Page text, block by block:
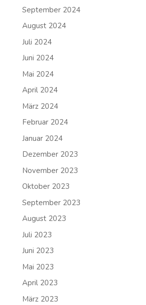
September 2024
August 2024
Juli 2024
Juni 2024
Mai 2024
April 2024
März 2024
Februar 2024
Januar 2024
Dezember 2023
November 2023
Oktober 2023
September 2023
August 2023
Juli 2023
Juni 2023
Mai 2023
April 2023
März 2023